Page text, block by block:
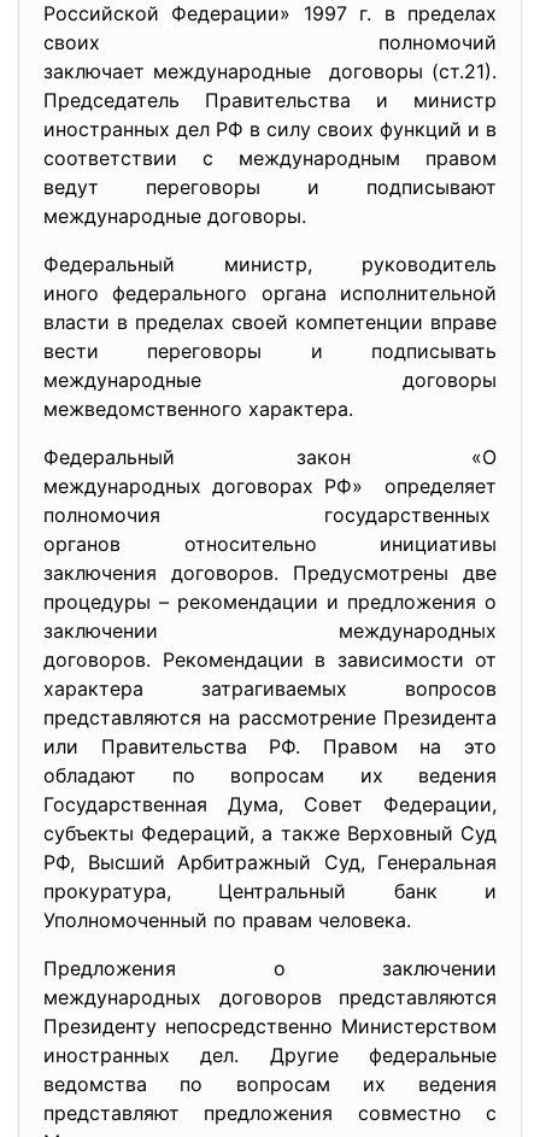
Российской Федерации» 1997 г. в пределах
своих полномочий
заключает международные договоры (ст.21).
Председатель Правительства и министр
иностранных дел РФ в силу своих функций и в
соответствии с международным правом
ведут переговоры и подписывают
международные договоры.
Федеральный министр, руководитель
иного федерального органа исполнительной
власти в пределах своей компетенции вправе
вести переговоры и подписывать
международные договоры
межведомственного характера.
Федеральный закон «О
международных договорах РФ» определяет
полномочия государственных
органов относительно инициативы
заключения договоров. Предусмотрены две
процедуры – рекомендации и предложения о
заключении международных
договоров. Рекомендации в зависимости от
характера затрагиваемых вопросов
представляются на рассмотрение Президента
или Правительства РФ. Правом на это
обладают по вопросам их ведения
Государственная Дума, Совет Федерации,
субъекты Федераций, а также Верховный Суд
РФ, Высший Арбитражный Суд, Генеральная
прокуратура, Центральный банк и
Уполномоченный по правам человека.
Предложения о заключении
международных договоров представляются
Президенту непосредственно Министерством
иностранных дел. Другие федеральные
ведомства по вопросам их ведения
представляют предложения совместно с